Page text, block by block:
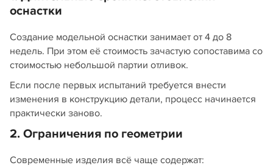
оснастки
Создание модельной оснастки занимает от 4 до 8
недель. При этом её стоимость зачастую сопоставима со
стоимостью небольшой партии отливок.
Если после первых испытаний требуется внести
изменения в конструкцию детали, процесс начинается
практически заново.
2. Ограничения по геометрии
Современные изделия всё чаще содержат: